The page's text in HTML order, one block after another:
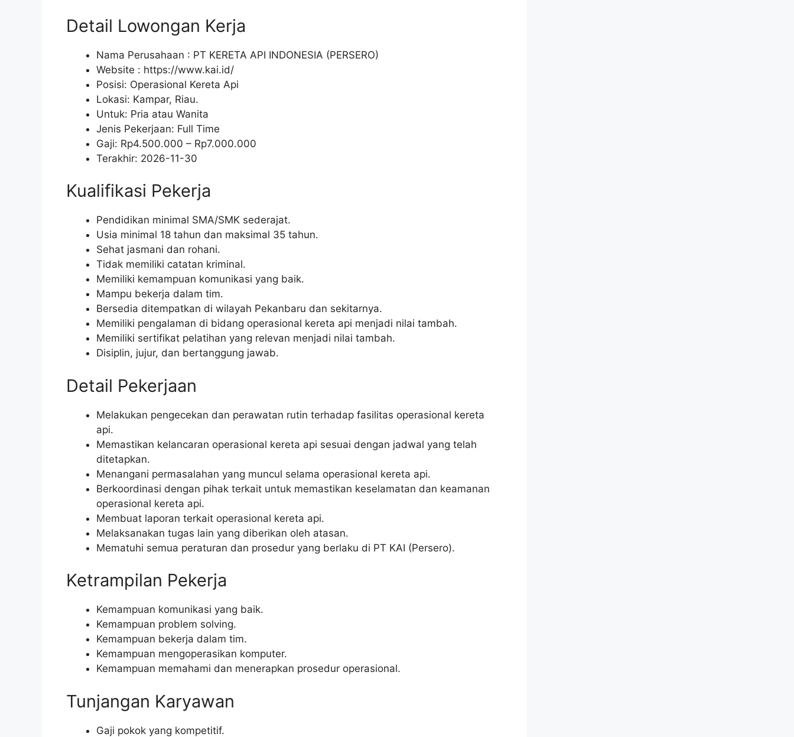
Detail Lowongan Kerja
Nama Perusahaan : PT KERETA API INDONESIA (PERSERO)
Website : https://www.kai.id/
Posisi: Operasional Kereta Api
Lokasi: Kampar, Riau.
Untuk: Pria atau Wanita
Jenis Pekerjaan: Full Time
Gaji: Rp4.500.000 – Rp7.000.000
Terakhir: 2026-11-30
Kualifikasi Pekerja
Pendidikan minimal SMA/SMK sederajat.
Usia minimal 18 tahun dan maksimal 35 tahun.
Sehat jasmani dan rohani.
Tidak memiliki catatan kriminal.
Memiliki kemampuan komunikasi yang baik.
Mampu bekerja dalam tim.
Bersedia ditempatkan di wilayah Pekanbaru dan sekitarnya.
Memiliki pengalaman di bidang operasional kereta api menjadi nilai tambah.
Memiliki sertifikat pelatihan yang relevan menjadi nilai tambah.
Disiplin, jujur, dan bertanggung jawab.
Detail Pekerjaan
Melakukan pengecekan dan perawatan rutin terhadap fasilitas operasional kereta
api.
Memastikan kelancaran operasional kereta api sesuai dengan jadwal yang telah
ditetapkan.
Menangani permasalahan yang muncul selama operasional kereta api.
Berkoordinasi dengan pihak terkait untuk memastikan keselamatan dan keamanan
operasional kereta api.
Membuat laporan terkait operasional kereta api.
Melaksanakan tugas lain yang diberikan oleh atasan.
Mematuhi semua peraturan dan prosedur yang berlaku di PT KAI (Persero).
Ketrampilan Pekerja
Kemampuan komunikasi yang baik.
Kemampuan problem solving.
Kemampuan bekerja dalam tim.
Kemampuan mengoperasikan komputer.
Kemampuan memahami dan menerapkan prosedur operasional.
Tunjangan Karyawan
Gaji pokok yang kompetitif.